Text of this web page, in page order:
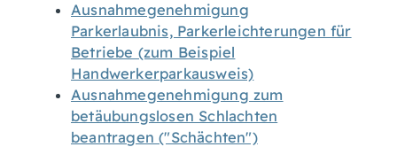
Ausnahmegenehmigung
Parkerlaubnis, Parkerleichterungen für
Betriebe (zum Beispiel
Handwerkerparkausweis)
Ausnahmegenehmigung zum
betäubungslosen Schlachten
beantragen ("Schächten")